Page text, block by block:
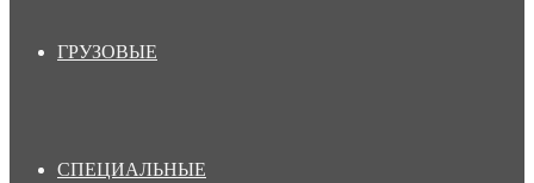
ГРУЗОВЫЕ
СПЕЦИАЛЬНЫЕ